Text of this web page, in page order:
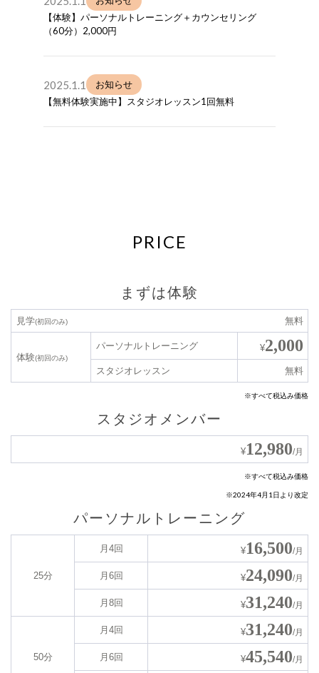
【体験】パーソナルトレーニング＋カウンセリング
（60分）2,000円
2025.1.1
お知らせ
【無料体験実施中】スタジオレッスン1回無料
PRICE
まずは体験
見学(初回のみ) 無料
体験(初回のみ)
パーソナルトレーニング ¥2,000
スタジオレッスン 無料
※すべて税込み価格
スタジオメンバー
¥12,980/月
※すべて税込み価格
※2024年4月1日より改定
パーソナルトレーニング
25分
月4回 ¥16,500/月
月6回 ¥24,090/月
月8回 ¥31,240/月
50分
月4回 ¥31,240/月
月6回 ¥45,540/月